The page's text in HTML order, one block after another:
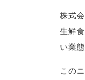
株式
生鮮
い業
この